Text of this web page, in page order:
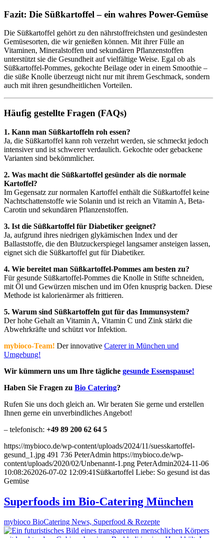
Fazit: Die Süßkartoffel – ein wahres Power-Gemüse
Die Süßkartoffel gehört zu den nährstoffreichsten und gesündesten
Gemüsesorten, die wir genießen können. Mit ihrer Fülle an
Vitaminen, Mineralstoffen und sekundären Pflanzenstoffen
unterstützt sie die Gesundheit auf vielfältige Weise. Egal ob als
Süßkartoffel-Pommes, gekochte Beilage oder in einem Smoothie –
die süße Knolle überzeugt nicht nur mit ihrem Geschmack, sondern
auch mit ihren gesundheitlichen Vorteilen.
Häufig gestellte Fragen (FAQs)
1. Kann man Süßkartoffeln roh essen?
Ja, die Süßkartoffel kann roh verzehrt werden, sie schmeckt jedoch
intensiver und ist schwerer verdaulich. Gekochte oder gebackene
Varianten sind bekömmlicher.
2. Was macht die Süßkartoffel gesünder als die normale
Kartoffel?
Im Gegensatz zur normalen Kartoffel enthält die Süßkartoffel keine
Nachtschattenstoffe wie Solanin und ist reich an Vitamin A, Beta-
Carotin und sekundären Pflanzenstoffen.
3. Ist die Süßkartoffel für Diabetiker geeignet?
Ja, aufgrund ihres niedrigen glykämischen Index und der
Ballaststoffe, die den Blutzuckerspiegel langsamer ansteigen lassen,
eignet sich die Süßkartoffel gut für Diabetiker.
4. Wie bereitet man Süßkartoffel-Pommes am besten zu?
Für gesunde Süßkartoffel-Pommes die Knolle in Stifte schneiden,
mit Öl und Gewürzen mischen und im Ofen knusprig backen. Diese
Methode ist kalorienärmer als frittieren.
5. Warum sind Süßkartoffeln gut für das Immunsystem?
Der hohe Gehalt an Vitamin A, Vitamin C und Zink stärkt die
Abwehrkräfte und schützt vor Infektion.
mybioco-Team! Der innovative Caterer in München und
Umgebung!
Wir kümmern uns um Ihre tägliche gesunde Essenspause!
Haben Sie Fragen zu Bio Catering?
Rufen Sie uns doch gleich an. Wir beraten Sie gerne und erstellen
Ihnen gerne ein unverbindliches Angebot!
– telefonisch: +49 89 200 62 64 5
https://mybioco.de/wp-content/uploads/2024/11/suesskartoffel-
gesund_1.jpg 491 736 PeterAdmin https://mybioco.de/wp-
content/uploads/2020/02/Unbenannt-1.png PeterAdmin2024-11-06
10:08:262026-07-02 12:09:41 Süßkartoffel Liebe: So gesund ist das
Gemüse
Superfoods im Bio-Catering München
mybioco BioCatering News, Superfood & Rezepte